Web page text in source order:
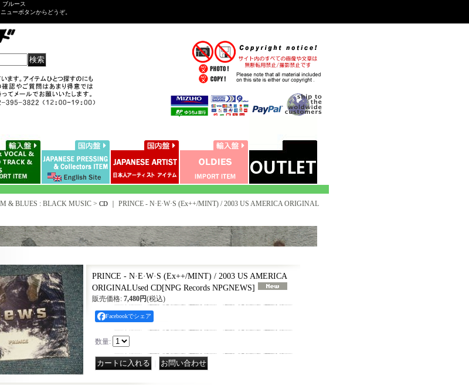
ブルース
ューボタンからどうぞ。
& BLUES : BLACK MUSIC > CD｜ PRINCE - N·E·W·S (Ex++/MINT) / 2003 US AMERICA ORIGINAL
PRINCE - N·E·W·S (Ex++/MINT) / 2003 US AMERICA
ORIGINALUsed CD[NPG Records NPGNEWS]
販売価格: 7,480円(税込)
Facebookでシェア
数量: